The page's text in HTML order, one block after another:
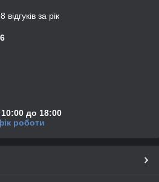
за рік
до 18:00
роботи